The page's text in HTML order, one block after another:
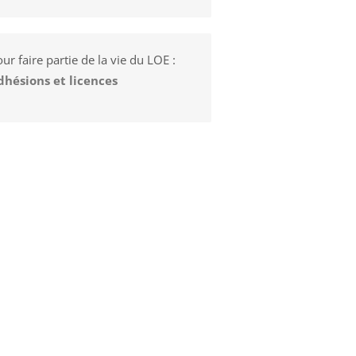
faire partie de la vie du LOE :
et licences